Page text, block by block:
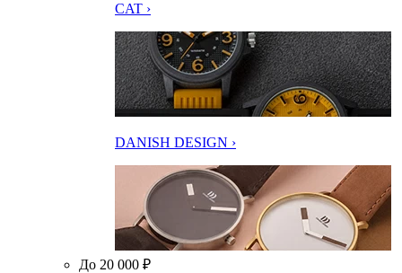
CAT ›
DANISH DESIGN ›
До 20 000 ₽